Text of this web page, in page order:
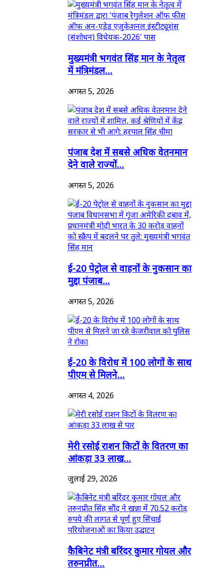
मुख्यमंत्री भगवंत सिंह मान के नेतृत्व
में मंत्रिमंडल...
अगस्त 5, 2026
पंजाब देश में सबसे अधिक वेतनमान
देने वाले राज्यों...
अगस्त 5, 2026
ई-20 पेट्रोल से वाहनों के नुकसान का
मुद्दा पंजाब...
अगस्त 5, 2026
ई-20 के विरोध में 100 लोगों के साथ
पीएम से मिलने...
अगस्त 4, 2026
मेरी रसोई राशन किटों के वितरण का
आंकड़ा 33 लाख...
जुलाई 29, 2026
कैबिनेट मंत्री बरिंदर कुमार गोयल और
तरुनप्रीत...